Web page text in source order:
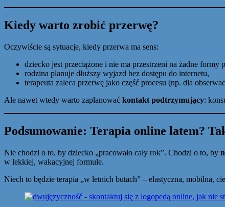
Kiedy warto zrobić przerwę?
Oczywiście są sytuacje, kiedy przerwa ma sens:
dziecko jest przeciążone i nie ma przestrzeni na żadne formy
rodzina planuje dłuższy wyjazd bez dostępu do internetu,
terapeuta zaleca przerwę jako część procesu (np. dla
Ale nawet wtedy warto zaplanować kontakt podtrzymujący:
Podsumowanie: Terapia online latem?
Nie chodzi o to, by dziecko „pracowało cały rok”. Chodzi o to, by
w lekkiej, wakacyjnej formule.
Niech to będzie terapia „w letnich butach” – elastyczna, mobilna,